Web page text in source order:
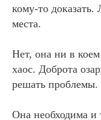
кому-то доказать.
места.
Нет, она ни в
хаос. Доброта
решать
Она необходима и